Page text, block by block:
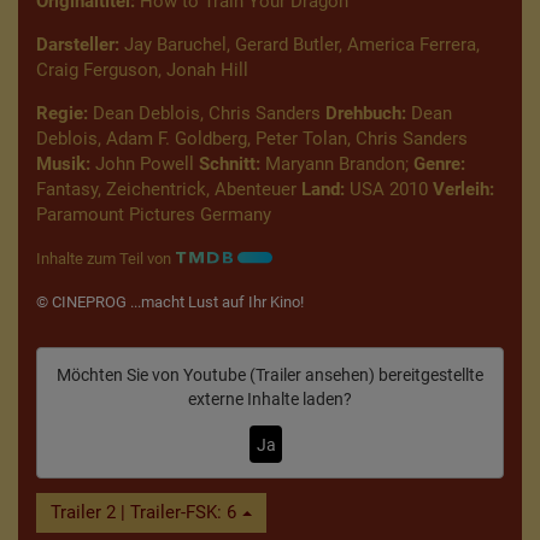
Darsteller: Jay Baruchel, Gerard Butler, America Ferrera,
Craig Ferguson, Jonah Hill
Regie: Dean Deblois, Chris Sanders Drehbuch: Dean
Deblois, Adam F. Goldberg, Peter Tolan, Chris Sanders
Musik: John Powell Schnitt: Maryann Brandon; Genre:
Fantasy, Zeichentrick, Abenteuer Land: USA 2010 Verleih:
Paramount Pictures Germany
Inhalte zum Teil von
© CINEPROG ...macht Lust auf Ihr Kino!
Möchten Sie von Youtube (Trailer ansehen) bereitgestellte
externe Inhalte laden?
Ja
Trailer 2 | Trailer-FSK: 6